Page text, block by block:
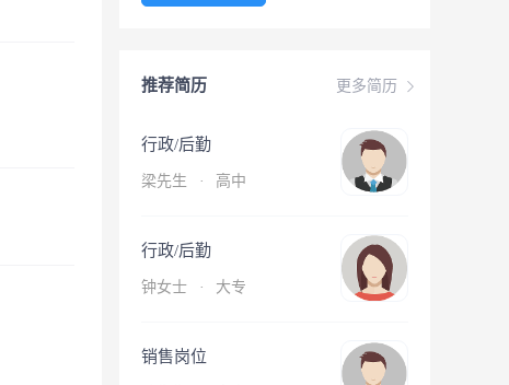
更多简历
推荐简历
行政/后勤
梁先生 · 高中
行政/后勤
钟女士 · 大专
销售岗位